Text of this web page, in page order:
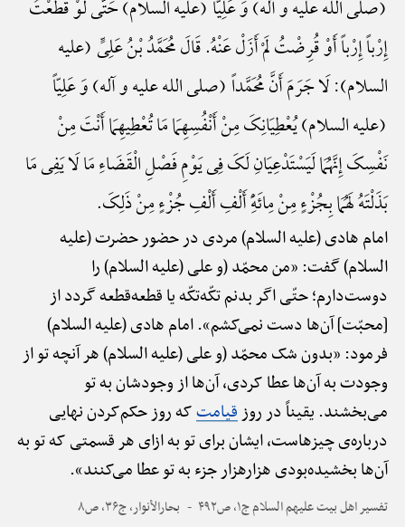
(صلی الله علیه و آله) وَ عَلِیّاً (علیه السلام) حَتَّی لَوْ قُطِّعْتُ
إِرْباً إِرْباً أَوْ قُرِضْتُ لَمْ أَزَلْ عَنْهُ. قَالَ مُحَمَّدُ بْنُ عَلِیٍّ (علیه
السلام): لَا جَرَمَ أَنَّ مُحَمَّداً (صلی الله علیه و آله) وَ عَلِیّاً
(علیه السلام) یُعْطِیَانِکَ مِنْ أَنْفُسِهِمَا مَا تُعْطِیهِمَا أَنْتَ مِنْ
نَفْسِکَ إِنَّهُمَا لَیَسْتَدْعِیَانِ لَکَ فِی یَوْمِ فَصْلِ الْقَضَاءِ مَا لَا یَفِی مَا
بَذَلْتَهُ لَهُمَا بِجُزْءٍ مِنْ مِائَهًِْ أَلْفِ أَلْفِ جُزْءٍ مِنْ ذَلِکَ.
امام هادی (علیه السلام) مردی در حضور حضرت (علیه
السلام) گفت: «من محمّد (و علی (علیه السلام) را
دوست‌دارم؛ حتّی اگر بدنم تکّه‌تکّه یا قطعه‌قطعه گردد از
[محبّت] آن‌ها دست نمی‌کشم». امام هادی (علیه السلام)
فرمود: «بدون شک محمّد (و علی (علیه السلام) هر آنچه تو از
وجودت به آن‌ها عطا کردی، آن‌ها از وجودشان به تو
می‌بخشند. یقیناً در روزقیامتکه روز حکم‌کردن نهایی
درباره‌ی چیزهاست، ایشان برای تو به ازای هر قسمتی که تو به
آن‌ها بخشیده‌بودی هزارهزار جزء به تو عطا می‌کنند».
تفسیر اهل بیت علیهم السلام ج۱، ص۴۹۲ بحارالأنوار، ج۳۶، ص۸